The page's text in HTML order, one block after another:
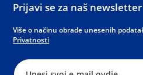
Prijavi se za naš newsletter
Više o načinu obrade unesenih
Privatnosti